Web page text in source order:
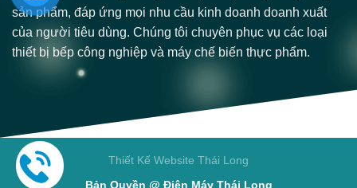
sản phẩm, đáp ứng mọi nhu cầu kinh doanh doanh xuất
của người tiêu dùng. Chúng tôi chuyên phục vụ các loại
thiết bị bếp công nghiệp và máy chế biến thực phẩm.
Thiết Kế Website Thái Long
Bản Quyền @ Điện Máy Thái Long